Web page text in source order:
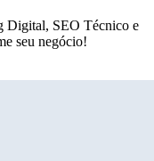
Digital, SEO Técnico e
seu negócio!